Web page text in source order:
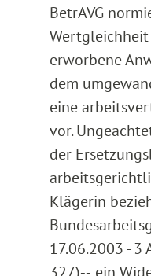
BetrAVG
Wertgleichheit
erworbene
dem
eine
vor.
der
Klägerin
17.06.2003 - 3